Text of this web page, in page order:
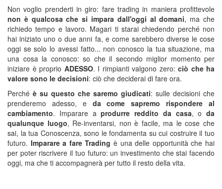
Non voglio prenderti in giro: fare trading in maniera profittevole
non è qualcosa che si impara dall'oggi al domani, ma che
richiedo tempo e lavoro. Magari ti starai chiedendo perché non
hai iniziato uno o due anni fa, e come sarebbero diverse le cose
oggi se solo lo avessi fatto... non conosco la tua situazione, ma
una cosa la conosco: so che il secondo miglior momento per
iniziare è proprio ADESSO. I rimpianti valgono zero: ciò che ha
valore sono le decisioni: ciò che deciderai di fare ora.
Perché è su questo che saremo giudicati: sulle decisioni che
prenderemo adesso, e da come sapremo rispondere al
cambiamento. Imparare aprodurre reddito da casa, o da
qualunque luogo, Re-inventarsi, non è facile, ma le cose che
sai, la tua Conoscenza, sono le fondamenta su cui costruire il tuo
futuro. Imparare a fare Tradingè una delle opportunità che hai
per poter riscrivere il tuo futuro: un investimento che stai facendo
oggi, ma che ti accompagnerà per tutto il resto della vita.